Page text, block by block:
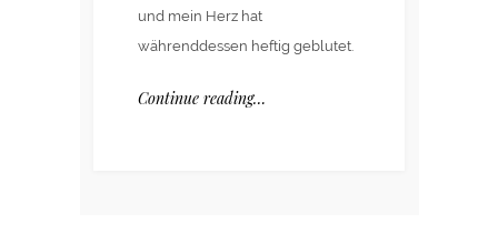
und mein Herz hat
währenddessen heftig geblutet.
Continue reading…